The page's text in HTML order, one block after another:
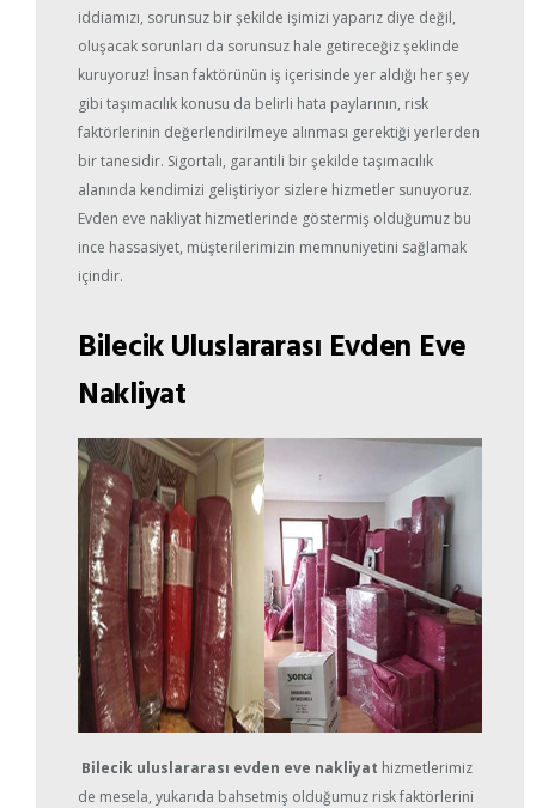
iddiamızı, sorunsuz bir şekilde işimizi yaparız diye değil,
oluşacak sorunları da sorunsuz hale getireceğiz şeklinde
kuruyoruz! İnsan faktörünün iş içerisinde yer aldığı her şey
gibi taşımacılık konusu da belirli hata paylarının, risk
faktörlerinin değerlendirilmeye alınması gerektiği yerlerden
bir tanesidir. Sigortalı, garantili bir şekilde taşımacılık
alanında kendimizi geliştiriyor sizlere hizmetler sunuyoruz.
Evden eve nakliyat hizmetlerinde göstermiş olduğumuz bu
ince hassasiyet, müşterilerimizin memnuniyetini sağlamak
içindir.
Bilecik Uluslararası Evden Eve
Nakliyat
Bilecik uluslararası evden eve nakliyat hizmetlerimiz
de mesela, yukarıda bahsetmiş olduğumuz risk faktörlerini